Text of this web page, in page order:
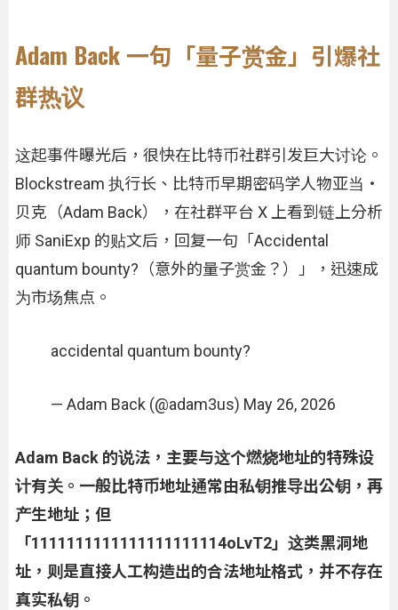
Adam Back 一句「量子赏金」引爆社
群热议
这起事件曝光后，很快在比特币社群引发巨大讨论。
Blockstream 执行长、比特币早期密码学人物亚当・
贝克（Adam Back），在社群平台 X 上看到链上分析
师 SaniExp 的贴文后，回复一句「Accidental
quantum bounty?（意外的量子赏金？）」，迅速成
为市场焦点。
accidental quantum bounty?
— Adam Back (@adam3us) May 26, 2026
Adam Back 的说法，主要与这个燃烧地址的特殊设
计有关。一般比特币地址通常由私钥推导出公钥，再
产生地址；但
「1111111111111111111114oLvT2」这类黑洞地
址，则是直接人工构造出的合法地址格式，并不存在
真实私钥。